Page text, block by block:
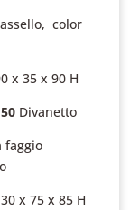
color
x 35 x 90 H
Divanetto
faggio
x 75 x 85 H